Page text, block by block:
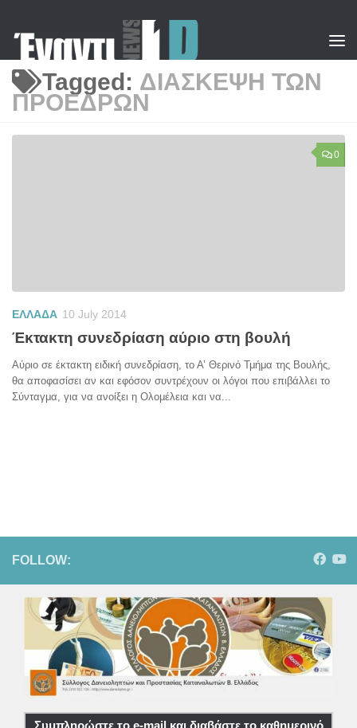
Tagged: ΔΙΑΣΚΕΨΗ ΤΩΝ
ΠΡΟΕΔΡΩΝ
0
ΕΛΛΑΔΑ 10 July 2014
Έκτακτη συνεδρίαση αύριο στη βουλή
Αύριο σε έκτακτη ειδική συνεδρίαση, το Α’ Θερινό Τμήμα της Βουλής,
θα αποφασίσει αν και εφόσον συντρέχουν οι λόγοι που επιβάλλει το
Σύνταγμα, για να ανοίξει η Ολομέλεια και να...
FOLLOW:
Συμπληρώστε το e-mail και διαβάστε το καθημερινό